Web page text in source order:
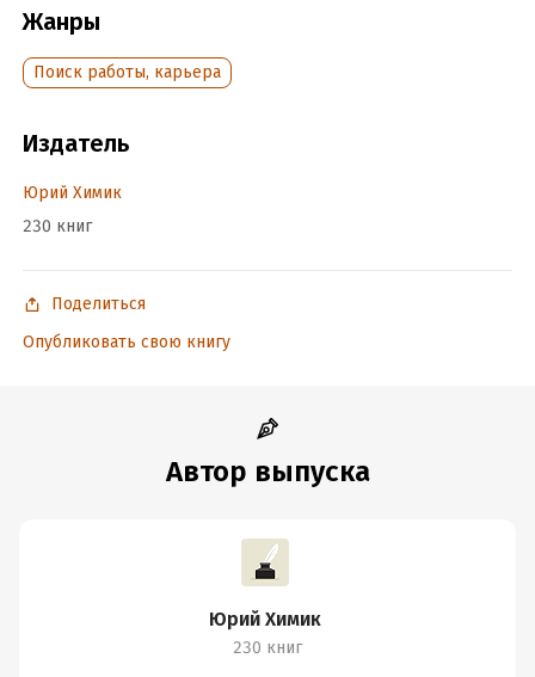
Дата поступления:
Жанры
Поиск работы, карьера
Издатель
Юрий Химик
230 книг
Поделиться
Опубликовать свою книгу
Автор выпуска
Юрий Химик
230 книг